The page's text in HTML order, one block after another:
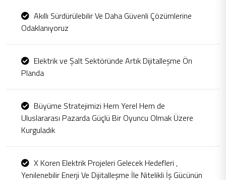
Akıllı Sürdürülebilir Ve Daha Güvenli Çözümlerine
Odaklanıyoruz
Elektrik ve Şalt Sektöründe Artık Dijitalleşme Ön
Planda
Büyüme Stratejimizi Hem Yerel Hem de
Uluslararası Pazarda Güçlü Bir Oyuncu Olmak Üzere
Kurguladık
X Koren Elektrik Projeleri Gelecek Hedefleri ,
Yenilenebilir Enerji Ve Dijitalleşme İle Nitelikli İş Gücünün